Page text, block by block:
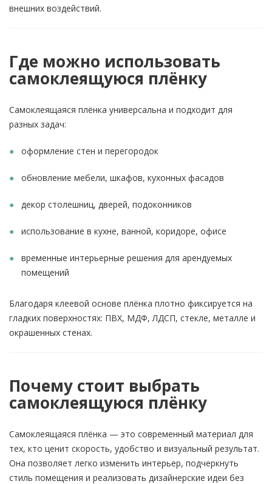
внешних воздействий.
Где можно использовать
самоклеящуюся плёнку
Самоклеящаяся плёнка универсальна и подходит для
разных задач:
оформление стен и перегородок
обновление мебели, шкафов, кухонных фасадов
декор столешниц, дверей, подоконников
использование в кухне, ванной, коридоре, офисе
временные интерьерные решения для арендуемых
помещений
Благодаря клеевой основе плёнка плотно фиксируется на
гладких поверхностях: ПВХ, МДФ, ЛДСП, стекле, металле и
окрашенных стенах.
Почему стоит выбрать
самоклеящуюся плёнку
Самоклеящаяся плёнка — это современный материал для
тех, кто ценит скорость, удобство и визуальный результат.
Она позволяет легко изменить интерьер, подчеркнуть
стиль помещения и реализовать дизайнерские идеи без